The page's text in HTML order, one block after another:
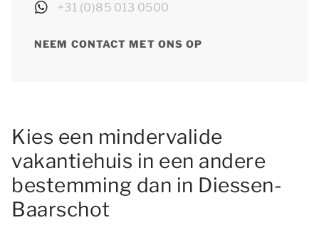
+31 (0)85 013 0500
NEEM CONTACT MET ONS OP
Kies een mindervalide
vakantiehuis in een andere
bestemming dan in Diessen-
Baarschot